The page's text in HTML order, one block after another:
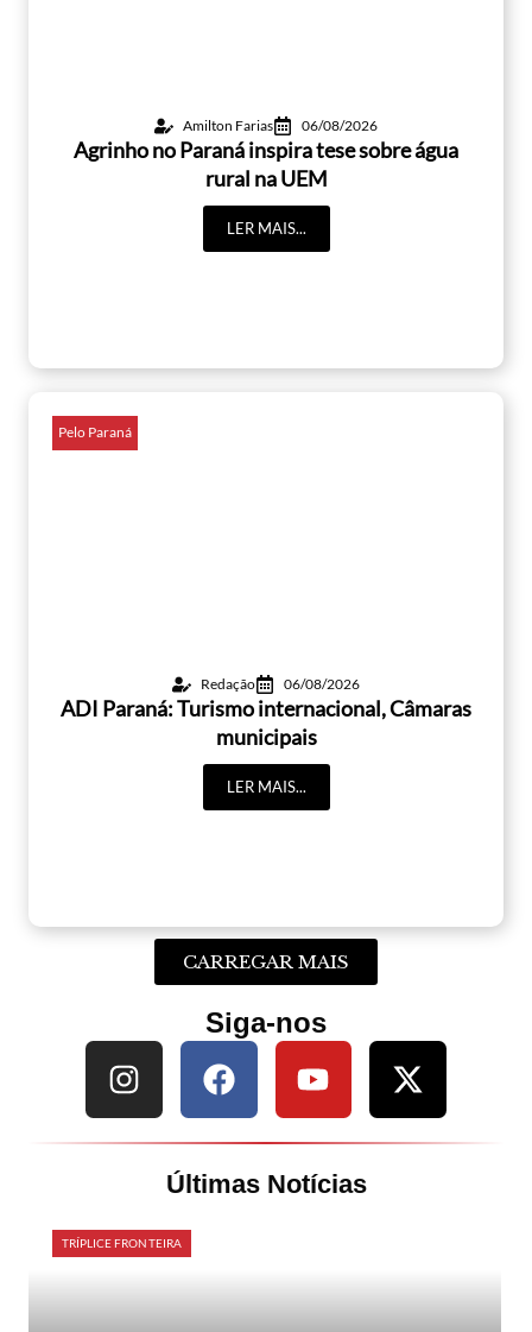
Amilton Farias 06/08/2026
Agrinho no Paraná inspira tese sobre água
rural na UEM
LER MAIS...
Pelo Paraná
Redação 06/08/2026
ADI Paraná: Turismo internacional, Câmaras
municipais
LER MAIS...
CARREGAR MAIS
Siga-nos
Últimas Notícias
TRÍPLICE FRONTEIRA